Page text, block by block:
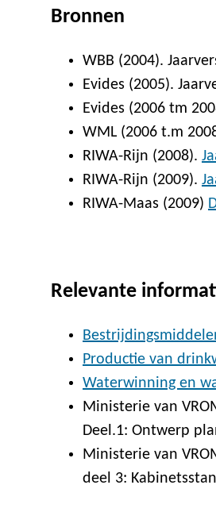
Bronnen
WBB (2004).
Evides (2005).
Evides (2006 tm
WML (2006 t.m
RIWA-Rijn (2008).
RIWA-Rijn (2009).
RIWA-Maas (2009)
Relevante
Productie van
Waterwinning en
Ministerie van
Deel.1: Ontwerp
Ministerie van
deel 3: